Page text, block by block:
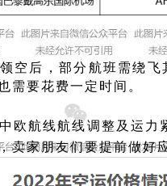
空后，部分航班需绕
需要花费一定时间。
欧航线航线调整及运
卖家朋友们要提前做好